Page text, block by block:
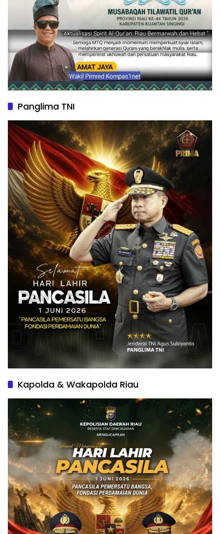
Panglima TNI
Kapolda & Wakapolda Riau